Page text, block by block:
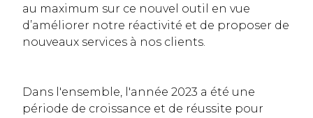
au maximum sur ce nouvel outil en vue
d’améliorer notre réactivité et de proposer de
nouveaux services à nos clients.
Dans l'ensemble, l'année 2023 a été une
période de croissance et de réussite pour